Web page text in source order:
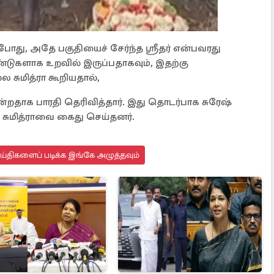
அதே பகுதியைச் சேர்ந்த ஸ்ரீதர் என்பவரது
உறவில் இருப்பதாகவும், இதற்கு
கூறியதால்,
பாரதி தெரிவித்தார். இது தொடர்பாக சுரேஷ்
சுமித்ராவை கைது செய்தனர்.
படிக்க இங்கே அழுத்தவும்